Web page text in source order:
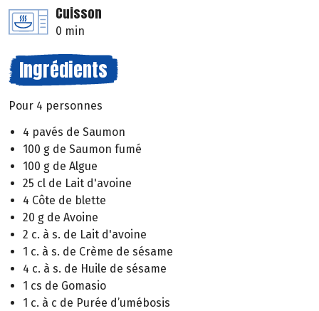
Cuisson
0 min
Ingrédients
Pour 4 personnes
4 pavés de Saumon
100 g de Saumon fumé
100 g de Algue
25 cl de Lait d'avoine
4 Côte de blette
20 g de Avoine
2 c. à s. de Lait d'avoine
1 c. à s. de Crème de sésame
4 c. à s. de Huile de sésame
1 cs de Gomasio
1 c. à c de Purée d’umébosis